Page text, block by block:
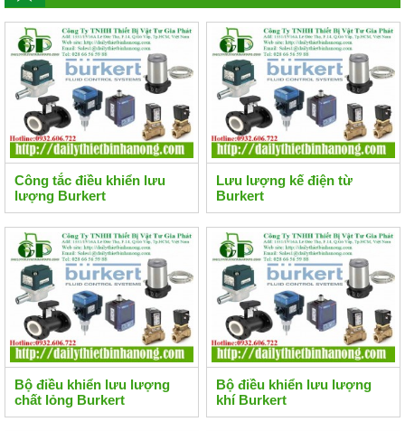
Công tắc điều khiển lưu
lượng Burkert
Lưu lượng kế điện từ
Burkert
Bộ điều khiển lưu lượng
chất lỏng Burkert
Bộ điều khiển lưu lượng
khí Burkert